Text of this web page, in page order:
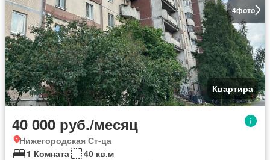
4фото
Квартира
40 000 руб./месяц
Нижегородская Ст-ца
1 Комната
40 кв.м